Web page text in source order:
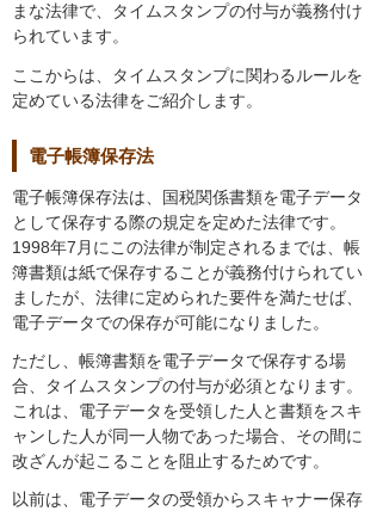
まな法律で、タイムスタンプの付与が義務付け
られています。
ここからは、タイムスタンプに関わるルールを
定めている法律をご紹介します。
電子帳簿保存法
電子帳簿保存法は、国税関係書類を電子データ
として保存する際の規定を定めた法律です。
1998年7月にこの法律が制定されるまでは、帳
簿書類は紙で保存することが義務付けられてい
ましたが、法律に定められた要件を満たせば、
電子データでの保存が可能になりました。
ただし、帳簿書類を電子データで保存する場
合、タイムスタンプの付与が必須となります。
これは、電子データを受領した人と書類をスキ
ャンした人が同一人物であった場合、その間に
改ざんが起こることを阻止するためです。
以前は、電子データの受領からスキャナー保存